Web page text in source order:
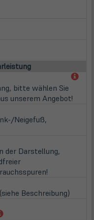
bitte wählen Sie
unserem Angebot!
Neigefuß,
der Darstellung,
Beschreibung)
(öffnet